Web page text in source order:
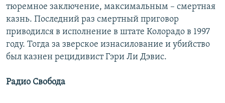
тюремное заключение, максимальным – смертная
казнь. Последний раз смертный приговор
приводился в исполнение в штате Колорадо в 1997
году. Тогда за зверское изнасилование и убийство
был казнен рецидивист Гэри Ли Дэвис.
Радио Свобода